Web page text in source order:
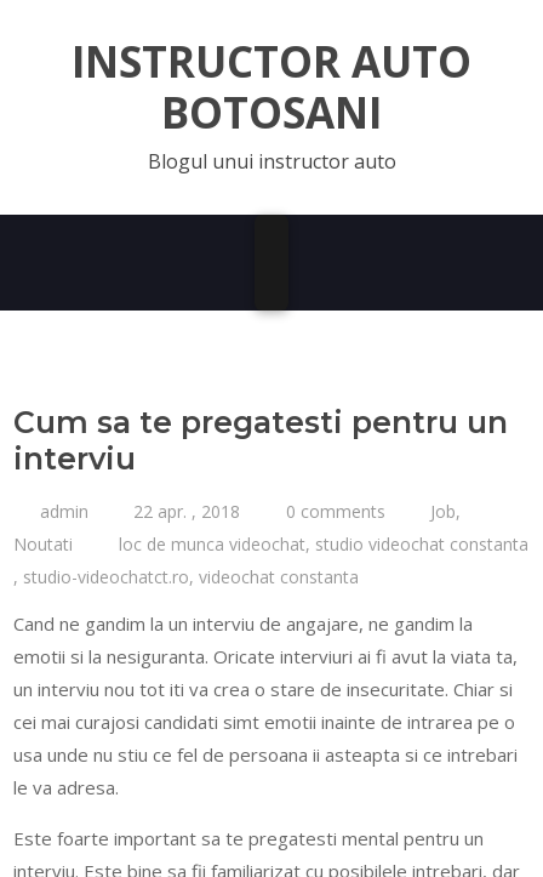
INSTRUCTOR AUTO
BOTOSANI
Blogul unui instructor auto
Cum sa te pregatesti pentru un
interviu
admin 22 apr. , 2018 0 comments Job,
Noutati
loc de munca videochat, studio videochat constanta
, studio-videochatct.ro,videochat constanta
Cand ne gandim la un interviu de angajare, ne gandim la
emotii si la nesiguranta. Oricate interviuri ai fi avut la viata ta,
un interviu nou tot iti va crea o stare de insecuritate. Chiar si
cei mai curajosi candidati simt emotii inainte de intrarea pe o
usa unde nu stiu ce fel de persoana ii asteapta si ce intrebari
le va adresa.
Este foarte important sa te pregatesti mental pentru un
interviu. Este bine sa fii familiarizat cu posibilele intrebari, dar